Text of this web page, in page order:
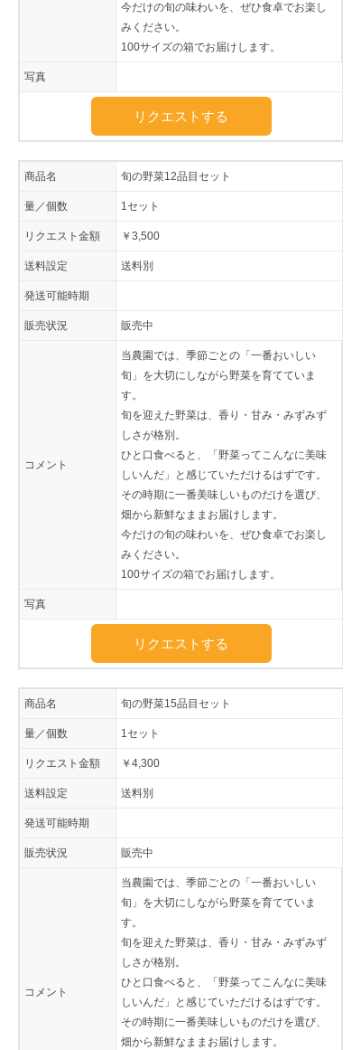
今だけの旬の味わいを、ぜひ食卓でお楽し
みください。
100サイズの箱でお届けします。
写真
リクエストする
商品名 旬の野菜12品目セット
量／個数 1セット
リクエスト金額 ￥3,500
送料設定 送料別
発送可能時期
販売状況 販売中
コメント
当農園では、季節ごとの「一番おいしい
旬」を大切にしながら野菜を育てていま
す。
旬を迎えた野菜は、香り・甘み・みずみず
しさが格別。
ひと口食べると、「野菜ってこんなに美味
しいんだ」と感じていただけるはずです。
その時期に一番美味しいものだけを選び、
畑から新鮮なままお届けします。
今だけの旬の味わいを、ぜひ食卓でお楽し
みください。
100サイズの箱でお届けします。
写真
リクエストする
商品名 旬の野菜15品目セット
量／個数 1セット
リクエスト金額 ￥4,300
送料設定 送料別
発送可能時期
販売状況 販売中
コメント
当農園では、季節ごとの「一番おいしい
旬」を大切にしながら野菜を育てていま
す。
旬を迎えた野菜は、香り・甘み・みずみず
しさが格別。
ひと口食べると、「野菜ってこんなに美味
しいんだ」と感じていただけるはずです。
その時期に一番美味しいものだけを選び、
畑から新鮮なままお届けします。